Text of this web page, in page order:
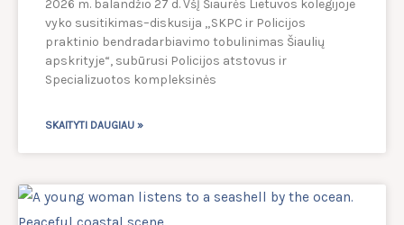
2026 m. balandžio 27 d. VšĮ Šiaurės Lietuvos kolegijoje
vyko susitikimas–diskusija „SKPC ir Policijos
praktinio bendradarbiavimo tobulinimas Šiaulių
apskrityje“, subūrusi Policijos atstovus ir
Specializuotos kompleksinės
SKAITYTI DAUGIAU »